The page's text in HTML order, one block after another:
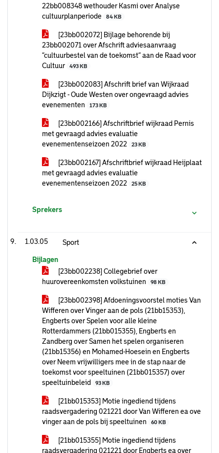
22bb008348 wethouder Kasmi over Analyse
cultuurplanperiode
84 KB
[23bb002072] Bijlage behorende bij
23bb002071 over Afschrift adviesaanvraag
“cultuurbestel van de toekomst” aan de Raad voor
Cultuur
493 KB
[23bb002083] Afschrift brief van Wijkraad
Dijkzigt - Oude Westen over ongevraagd advies
evenementen
173 KB
[23bb002166] Afschriftbrief wijkraad Pernis
met gevraagd advies evaluatie
evenementenseizoen 2022
23 KB
[23bb002167] Afschriftbrief wijkraad Heijplaat
met gevraagd advies evaluatie
evenementenseizoen 2022
25 KB
Sprekers
1.03.05 Sport
Bijlagen
[23bb002238] Collegebrief over
huurovereenkomsten volkstuinen
98 KB
[23bb002398] Afdoeningsvoorstel moties Van
Wifferen over Vinger aan de pols (21bb15353),
Engberts over Spelen voor alle kleine
Rotterdammers (21bb015355), Engberts en
Zandberg over Samen het spelen organiseren
(21bb15356) en Mohamed-Hoesein en Engberts
over Neem vrijwilligers mee in de stap naar de
toekomst voor speeltuinen (21bb015357) over
speeltuinbeleid
93 KB
[21bb015353] Motie ingediend tijdens
raadsvergadering 021221 door Van Wifferen ea ove
vinger aan de pols bij speeltuinen
60 KB
[21bb015355] Motie ingediend tijdens
raadsvergadering 021221 door Engberts ea over